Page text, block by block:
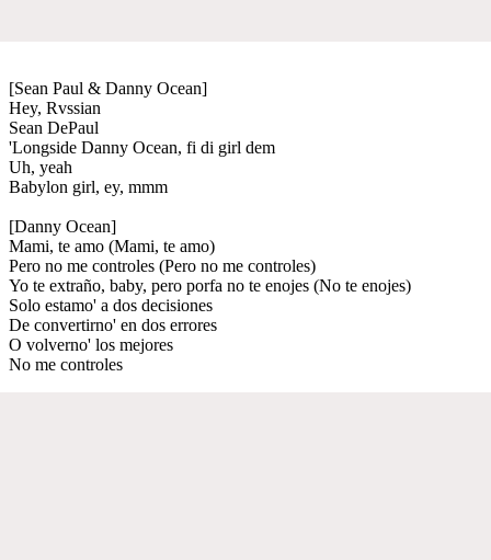
[Sean Paul & Danny Ocean]
Hey, Rvssian
Sean DePaul
'Longside Danny Ocean, fi di girl dem
Uh, yeah
Babylon girl, ey, mmm
[Danny Ocean]
Mami, te amo (Mami, te amo)
Pero no me controles (Pero no me controles)
Yo te extraño, baby, pero porfa no te enojes (No te enojes)
Solo estamo' a dos decisiones
De convertirno' en dos errores
O volverno' los mejores
No me controles